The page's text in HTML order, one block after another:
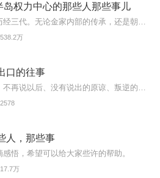
岛权力中心的那些人那些事儿
538.2万
口的往事
2578
人，那些事
悟，希望可以给大家些许的帮助。
17.7万